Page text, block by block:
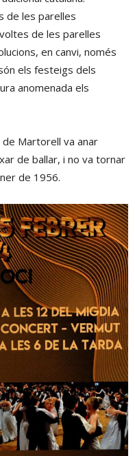
de les parelles
de les parelles
en canvi, només
els festeigs dels
anomenada els
de Martorell va anar
de ballar, i no va tornar
de 1956.